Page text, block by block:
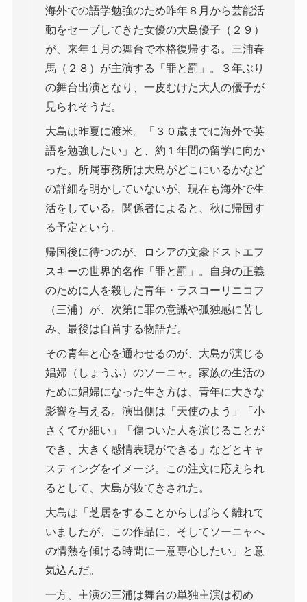
海外での語学勉強のため昨年８月から芸能活
動をセーブしてきた女優の大島優子（２９）
が、来年１月の舞台で本格復帰する。三浦春
馬（２８）が主演する「罪と罰」。３年ぶり
の舞台出演となり、一皮むけた大人の優子が
見られそうだ。
大島は昨夏に渡米。「３０歳までに海外で英
語を勉強したい」と、約１年間の留学に向か
った。所属事務所は大島がどこにいるかなど
の詳細を明かしていないが、現在も海外で生
活をしている。関係者によると、秋に帰国す
る予定という。
帰国後に待つのが、ロシアの文豪ドストエフ
スキーの世界的名作「罪と罰」。自身の正義
のために人を殺した青年・ラスコーリニコフ
（三浦）が、次第に罪の意識や孤独感に苦し
み、最後は自首する物語だ。
その青年と心を通わせるのが、大島が演じる
娼婦（しょうふ）のソーニャ。家族の生活の
ために娼婦になった生き方は、青年に大きな
影響を与える。演出側は「天使のよう」「小
さくてか細い」「傷ついた人を演じることが
でき、大きく感情表現ができる」などとキャ
スティングをイメージ。この注文に応えられ
るとして、大島が抜てきされた。
大島は「芝居をすることからしばらく離れて
いましたが、この作品に、そしてソーニャへ
の情熱を傾ける時間に一意専心したい」と意
気込んだ。
一方、主演の三浦は舞台の単独主演は初め